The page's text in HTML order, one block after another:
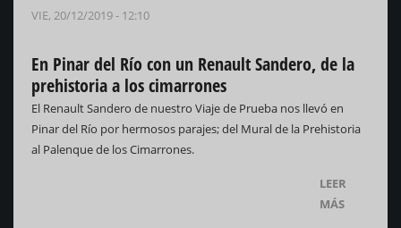
VIE, 20/12/2019 - 12:10
En Pinar del Río con un Renault Sandero, de la
prehistoria a los cimarrones
El Renault Sandero de nuestro Viaje de Prueba nos llevó en
Pinar del Río por hermosos parajes; del Mural de la Prehistoria
al Palenque de los Cimarrones.
LEER
MÁS